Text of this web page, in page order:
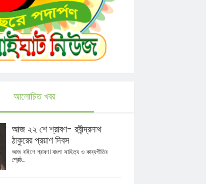
আলোচিত খবর
আজ ২২ শে শ্রাবণ- রবীন্দ্রনাথ
ঠাকুরের প্রয়াণ দিবস
আজ বাইশে শ্রাবণ। বাংলা সাহিত্য ও কাব্যগীতির
শ্রেষ্ঠ...